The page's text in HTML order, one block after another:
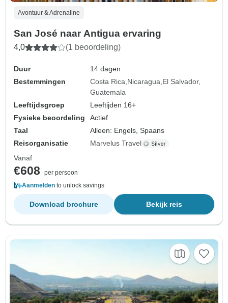
Avontuur & Adrenaline
San José naar Antigua ervaring
4,0 (1 beoordeling)
Duur
14 dagen
Bestemmingen
Costa Rica Nicaragua El Salvador
Guatemala
Leeftijdsgroep
Leeftijden 16+
Fysieke beoordeling
Actief
Taal
Alleen: Engels, Spaans
Reisorganisatie
Marvelus Travel
Vanaf
€608
per persoon
Aanmelden to unlock savings
Bekijk reis
Download brochure